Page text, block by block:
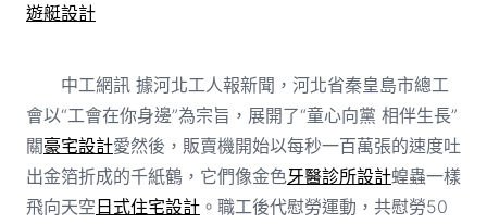
遊艇設計
中工網訊 據河北工人報新聞，河北省秦皇島市總工
會以“工會在你身邊”為宗旨，展開了“童心向黨 相伴生長”
關豪宅設計愛然後，販賣機開始以每秒一百萬張的速度吐
出金箔折成的千紙鶴，它們像金色牙醫診所設計蝗蟲一樣
飛向天空日式住宅設計。職工後代慰勞運動，共慰勞50